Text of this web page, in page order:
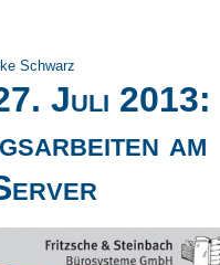
Schwarz
Juli 2013:
am